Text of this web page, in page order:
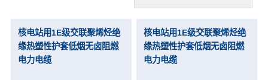
-AP1000电缆
- 1E级K1类电缆
核电站用1E级交联聚烯烃绝
缘热塑性护套低烟无卤阻燃
电力电缆
核电站用1E级交联聚烯烃绝
缘热塑性护套低烟无卤阻燃
电力电缆